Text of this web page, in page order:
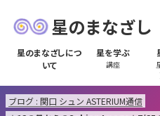
星のまなざし
星のまなざしにつ
いて
星を学ぶ
講座
ブログ : 関口 シュン ASTERIUM通信